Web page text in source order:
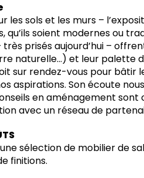
les sols et les murs –
qu’ils soient modernes ou
prisés aujourd’hui –
naturelle…) et leur palette
sur rendez-vous pour bâtir
aspirations. Son écoute
en aménagement
avec un réseau de
sélection de mobilier de
finitions.